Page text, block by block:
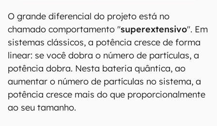
O grande diferencial do projeto está no
chamado comportamento "superextensivo". Em
sistemas clássicos, a potência cresce de forma
linear: se você dobra o número de partículas, a
potência dobra. Nesta bateria quântica, ao
aumentar o número de partículas no sistema, a
potência cresce mais do que proporcionalmente
ao seu tamanho.